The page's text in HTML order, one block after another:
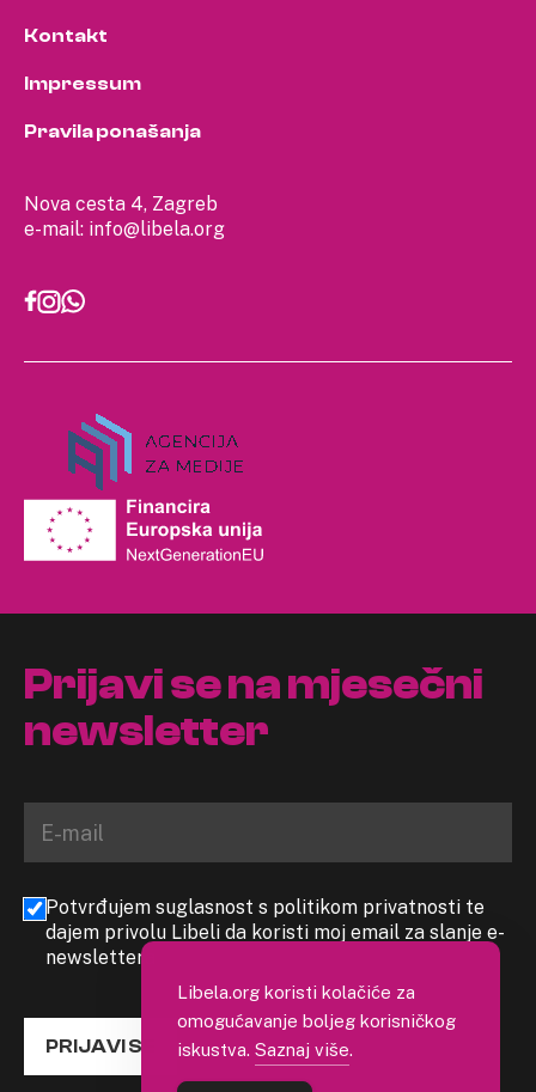
Nova cesta 4, Zagreb
e-mail: info@libela.org
Kontakt
Impressum
Pravila ponašanja
Prijavi se na mjesečni
newsletter
Potvrđujem suglasnost s politikom privatnosti te
dajem privolu Libeli da koristi moj email za slanje e-
newslettera
PRIJAVI SE
Libela.org koristi kolačiće za
omogućavanje boljeg korisničkog
iskustva. Saznaj više.